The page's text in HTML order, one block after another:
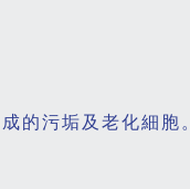
的污垢及老化細胞。